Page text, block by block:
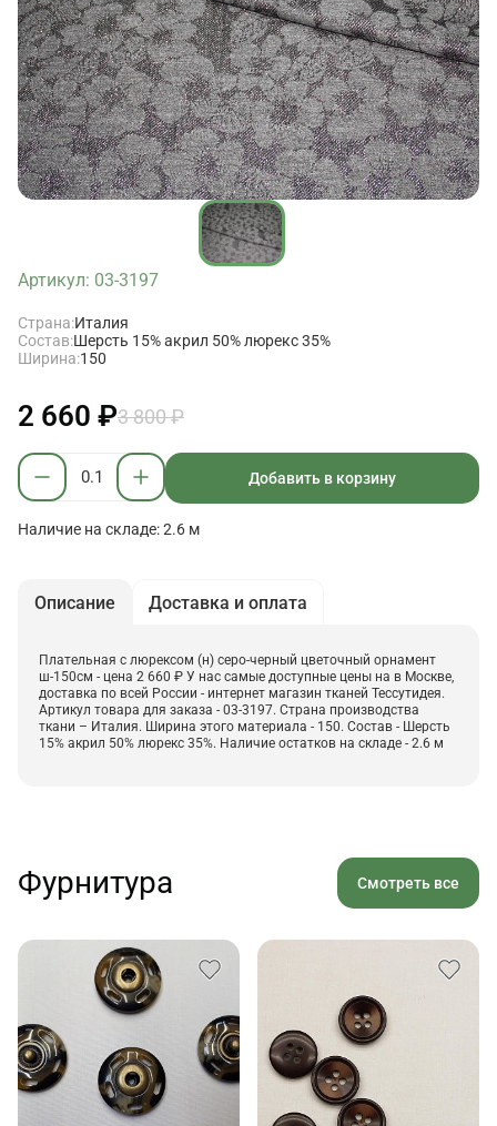
Артикул: 03-3197
Страна:Италия
Состав:Шерсть 15% акрил 50% люрекс 35%
Ширина:150
2 660 ₽3 800 ₽
Добавить в корзину
Наличие на складе: 2.6 м
Описание Доставка и оплата
Плательная с люрексом (н) серо-черный цветочный орнамент
ш-150см - цена 2 660 ₽ У нас самые доступные цены на в Москве,
доставка по всей России - интернет магазин тканей Тессутидея.
Артикул товара для заказа - 03-3197. Страна производства
ткани – Италия. Ширина этого материала - 150. Состав - Шерсть
15% акрил 50% люрекс 35%. Наличие остатков на складе - 2.6 м
Фурнитура Смотреть все